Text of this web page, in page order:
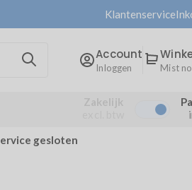
Klantenservice
Account
Inloggen Mist
Zakelijk
gesloten